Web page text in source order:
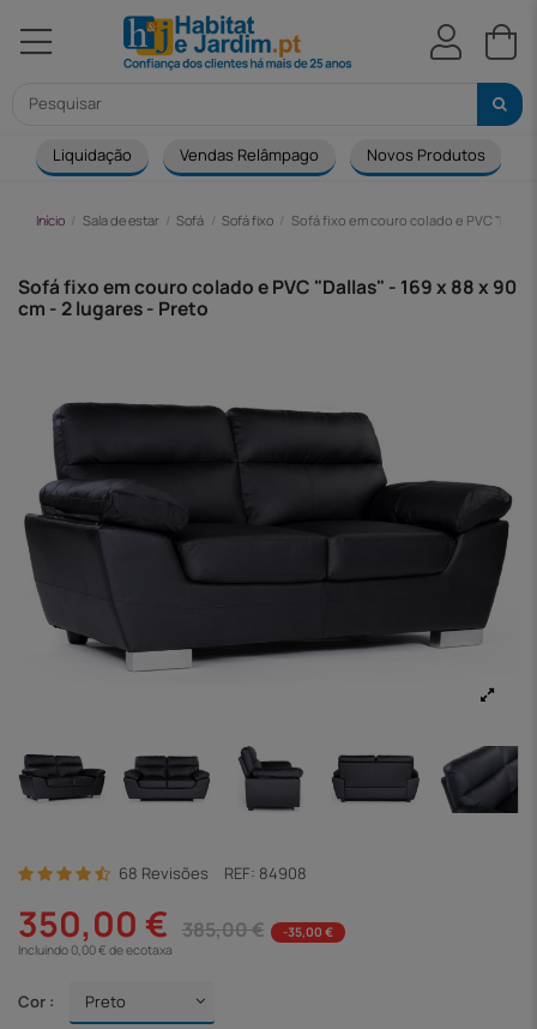
Liquidação Vendas Relâmpago Novos Produtos
Início Sala de estar Sofá Sofá fixo Sofá fixo em couro colado e PVC
Sofá fixo em couro colado e PVC "Dallas" - 169 x 88 x 90
cm - 2 lugares - Preto
68 Revisões REF: 84908
350,00 € 385,00 €
-35,00 €
Incluindo 0,00 € de ecotaxa
Cor :